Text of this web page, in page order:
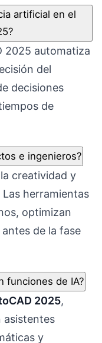
artificial en el
2025 automatiza
del
decisiones
de
e ingenieros?
creatividad y
herramientas
optimizan
de la fase
funciones de IA?
2025,
asistentes
y